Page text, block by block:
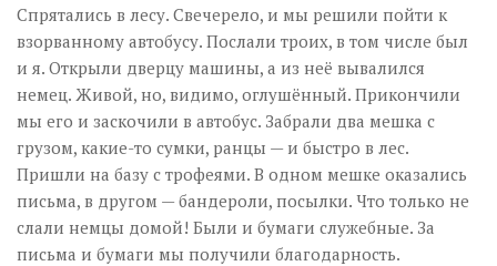
Спрятались в лесу. Свечерело, и мы решили пойти к
взорванному автобусу. Послали троих, в том числе был
и я. Открыли дверцу машины, а из неё вывалился
немец. Живой, но, видимо, оглушённый. Прикончили
мы его и заскочили в автобус. Забрали два мешка с
грузом, какие-то сумки, ранцы — и быстро в лес.
Пришли на базу с трофеями. В одном мешке оказались
письма, в другом — бандероли, посылки. Что только не
слали немцы домой! Были и бумаги служебные. За
письма и бумаги мы получили благодарность.